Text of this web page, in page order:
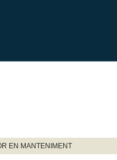
EN MANTENIMENT